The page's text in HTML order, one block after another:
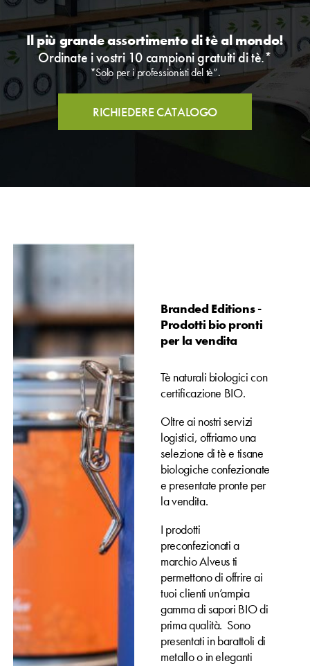
Il più grande assortimento di tè al mondo!
Ordinate i vostri 10 campioni gratuiti di tè.*
*Solo per i professionisti del tè”.
RICHIEDERE CATALOGO
Branded Editions -
Prodotti bio pronti
per la vendita
Tè naturali biologici con
certificazione BIO.
Oltre ai nostri servizi
logistici, offriamo una
selezione di tè e tisane
biologiche confezionate
e presentate pronte per
la vendita.
I prodotti
preconfezionati a
marchio Alveus ti
permettono di offrire ai
tuoi clienti un’ampia
gamma di sapori BIO di
prima qualità. Sono
presentati in barattoli di
metallo o in eleganti